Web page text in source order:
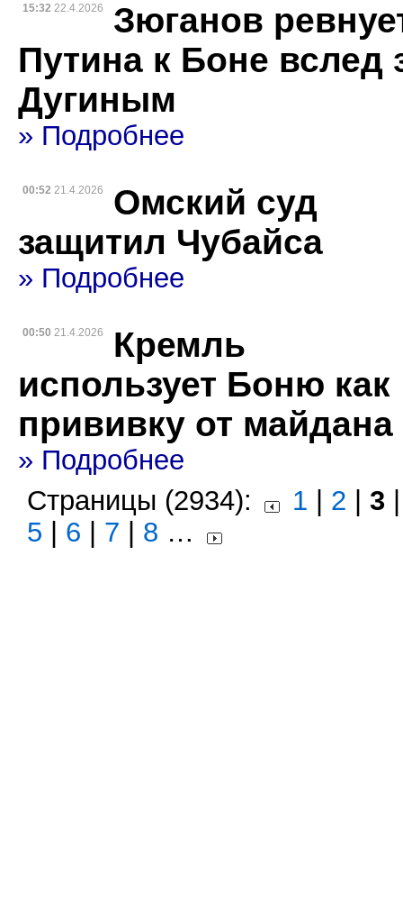
15:32 22.4.2026
Зюганов
Путина к Боне вслед
Дугиным
» Подробнее
00:52 21.4.2026
Омский суд
защитил Чубайса
» Подробнее
00:50 21.4.2026
Кремль
использует Боню как
прививку от майдана
» Подробнее
Страницы (2934):
1 2 3
5
6 7 8 …